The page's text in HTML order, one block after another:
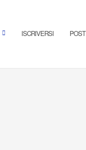
ISCRIVERSI POST